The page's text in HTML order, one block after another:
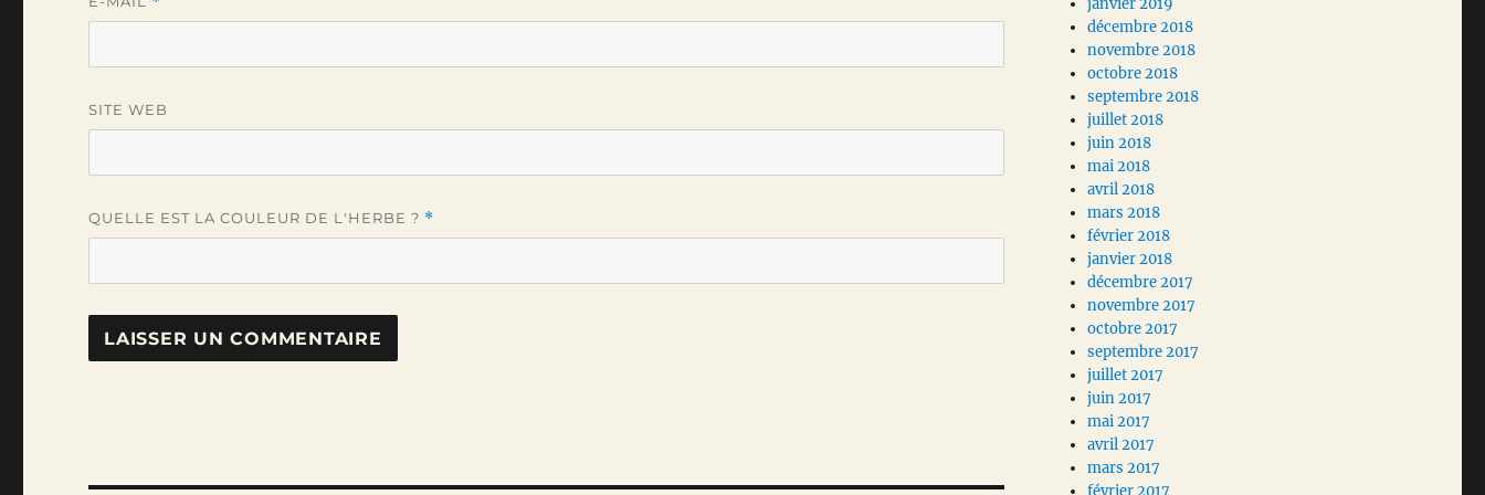
SITE WEB
QUELLE EST LA COULEUR DE L'HERBE ? *
janvier 2019
décembre 2018
novembre 2018
octobre 2018
septembre 2018
juillet 2018
juin 2018
mai 2018
avril 2018
mars 2018
février 2018
janvier 2018
décembre 2017
novembre 2017
octobre 2017
septembre 2017
juillet 2017
juin 2017
mai 2017
avril 2017
mars 2017
février 2017